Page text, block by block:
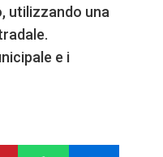
utilizzando una
e i